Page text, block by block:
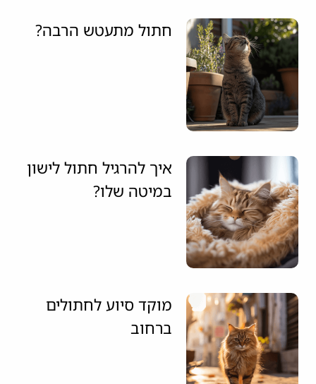
חתול מתעטש הרבה?
איך להרגיל חתול לישון
במיטה שלו?
מוקד סיוע לחתולים
ברחוב